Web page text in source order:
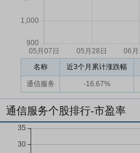
名称 近3个月累计涨跌幅
通信服务 -16.67%
通信服务个股排行-市盈率